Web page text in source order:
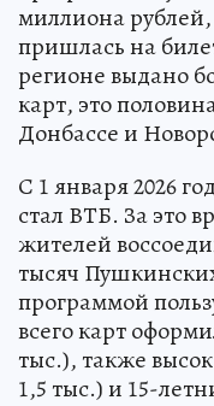
миллиона рублей,
пришлась на
регионе выдано
карт, это
Донбассе и
С 1 января 2026
стал ВТБ. За это
жителей
тысяч
программой
всего карт
тыс.), также
1,5 тыс.) и 15-